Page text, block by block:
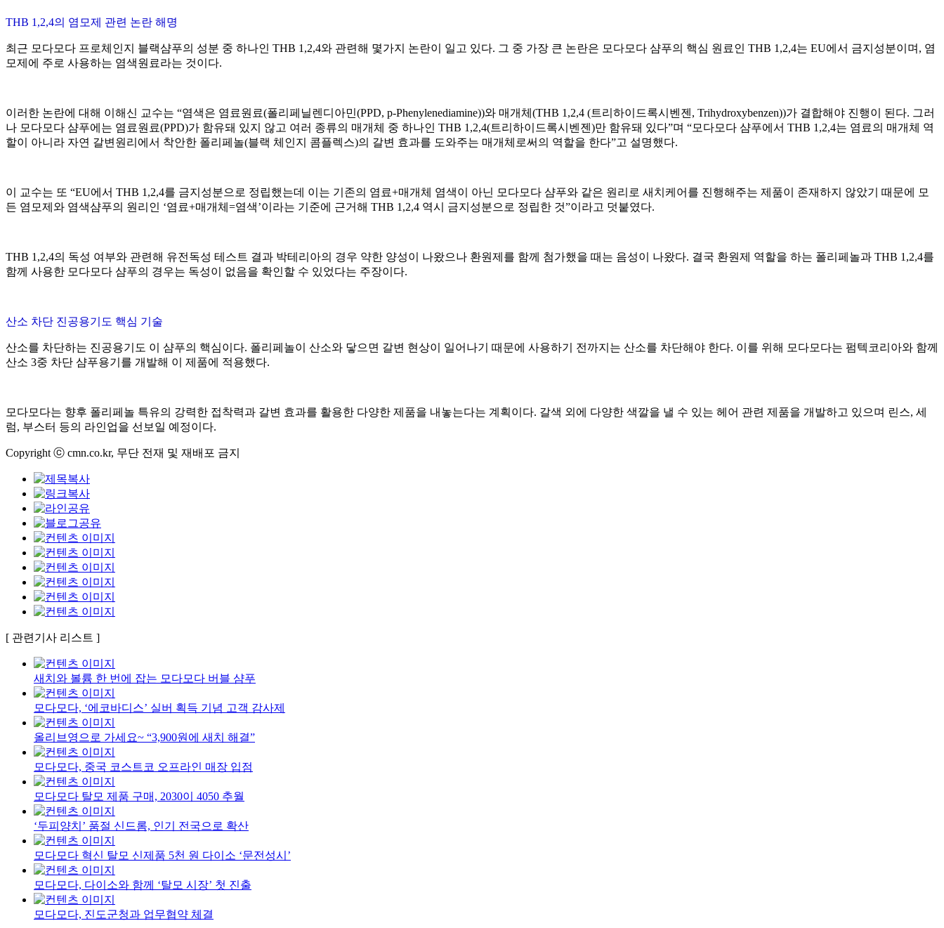
THB 1,2,4의 염모제 관련 논란 해명
최근 모다모다 프로체인지 블랙샴푸의 성분 중 하나인 THB 1,2,4와 관련해 몇가지 논란이 일고 있다. 그 중 가장 큰 논란은 모다모다 샴푸의 핵심 원료인 THB 1,2,4는 EU에서 금지성분이며, 염
모제에 주로 사용하는 염색원료라는 것이다.
이러한 논란에 대해 이해신 교수는 “염색은 염료원료(폴리페닐렌디아민(PPD, p-Phenylenediamine))와 매개체(THB 1,2,4 (트리하이드록시벤젠, Trihydroxybenzen))가 결합해야 진행이 된다. 그러
나 모다모다 샴푸에는 염료원료(PPD)가 함유돼 있지 않고 여러 종류의 매개체 중 하나인 THB 1,2,4(트리하이드록시벤젠)만 함유돼 있다”며 “모다모다 샴푸에서 THB 1,2,4는 염료의 매개체 역
할이 아니라 자연 갈변원리에서 착안한 폴리페놀(블랙 체인지 콤플렉스)의 갈변 효과를 도와주는 매개체로써의 역할을 한다”고 설명했다.
이 교수는 또 “EU에서 THB 1,2,4를 금지성분으로 정립했는데 이는 기존의 염료+매개체 염색이 아닌 모다모다 샴푸와 같은 원리로 새치케어를 진행해주는 제품이 존재하지 않았기 때문에 모
든 염모제와 염색샴푸의 원리인 ‘염료+매개체=염색’이라는 기준에 근거해 THB 1,2,4 역시 금지성분으로 정립한 것”이라고 덧붙였다.
THB 1,2,4의 독성 여부와 관련해 유전독성 테스트 결과 박테리아의 경우 약한 양성이 나왔으나 환원제를 함께 첨가했을 때는 음성이 나왔다. 결국 환원제 역할을 하는 폴리페놀과 THB 1,2,4를
함께 사용한 모다모다 샴푸의 경우는 독성이 없음을 확인할 수 있었다는 주장이다.
산소 차단 진공용기도 핵심 기술
산소를 차단하는 진공용기도 이 샴푸의 핵심이다. 폴리페놀이 산소와 닿으면 갈변 현상이 일어나기 때문에 사용하기 전까지는 산소를 차단해야 한다. 이를 위해 모다모다는 펌텍코리아와 함께
산소 3중 차단 샴푸용기를 개발해 이 제품에 적용했다.
모다모다는 향후 폴리페놀 특유의 강력한 접착력과 갈변 효과를 활용한 다양한 제품을 내놓는다는 계획이다. 갈색 외에 다양한 색깔을 낼 수 있는 헤어 관련 제품을 개발하고 있으며 린스, 세
럼, 부스터 등의 라인업을 선보일 예정이다.
Copyright ⓒ cmn.co.kr, 무단 전재 및 재배포 금지
[ 관련기사 리스트 ]
새치와 볼륨 한 번에 잡는 모다모다 버블 샴푸
모다모다, ‘에코바디스’ 실버 획득 기념 고객 감사제
올리브영으로 가세요~ “3,900원에 새치 해결”
모다모다, 중국 코스트코 오프라인 매장 입점
모다모다 탈모 제품 구매, 2030이 4050 추월
‘두피양치’ 품절 신드롬, 인기 전국으로 확산
모다모다 혁신 탈모 신제품 5천 원 다이소 ‘문전성시’
모다모다, 다이소와 함께 ‘탈모 시장’ 첫 진출
모다모다, 진도군청과 업무협약 체결